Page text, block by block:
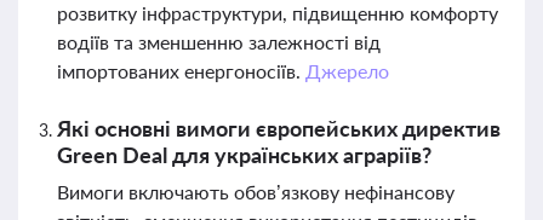
розвитку інфраструктури, підвищенню комфорту
водіїв та зменшенню залежності від
імпортованих енергоносіїв. Джерело
Які основні вимоги європейських директив
Green Deal для українських аграріїв?
Вимоги включають обов’язкову нефінансову